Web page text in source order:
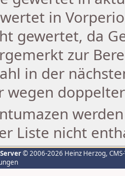
in
gewertet, da
zur
in der
wegen
Liste nicht
© 2006-2026 Heinz Herzog,